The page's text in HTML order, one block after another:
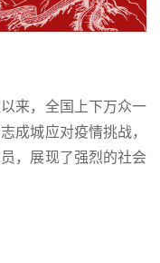
来，全国上下万众一
成城应对疫情挑战，
，展现了强烈的社会